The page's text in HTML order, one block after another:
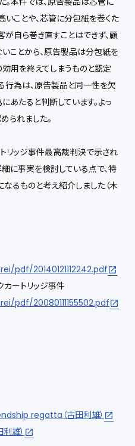
ことや、芯管に分包紙を巻くた
自ら巻き直すことはできず、顧
ことから、原告製品は分包紙を
用を終えてしまうものと認定
行為は、原告製品と同一性を欠
あたると判断しています。よっ
られました。
リッジ事件最高裁判決で示され
に事実を検討している点で、特
るものと考え紹介しました（木
pdf/20140121112242.pdf
ートリッジ事件
pdf/20080111155502.pdf
regatta（古田利雄）
雄）